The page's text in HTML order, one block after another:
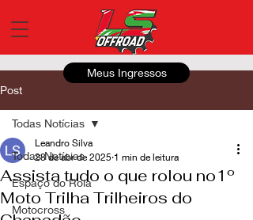
Meus Ingressos
Post
Todas Notícias
Espaço do Roia
Motocross
Todas Notícias
Assista tudo o que rolou no1º
Moto Trilha Trilheiros do
Leandro Silva
28 de abr de 2025 1 min de leitura